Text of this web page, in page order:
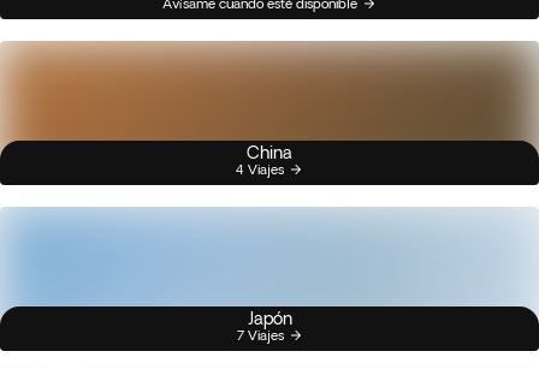
China
4 Viajes
Japón
7 Viajes